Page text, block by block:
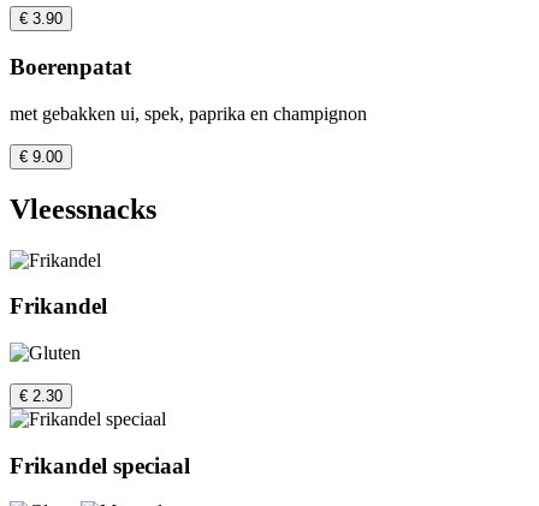
€ 3.90
Boerenpatat
met gebakken ui, spek, paprika en champignon
€ 9.00
Vleessnacks
Frikandel
€ 2.30
Frikandel speciaal